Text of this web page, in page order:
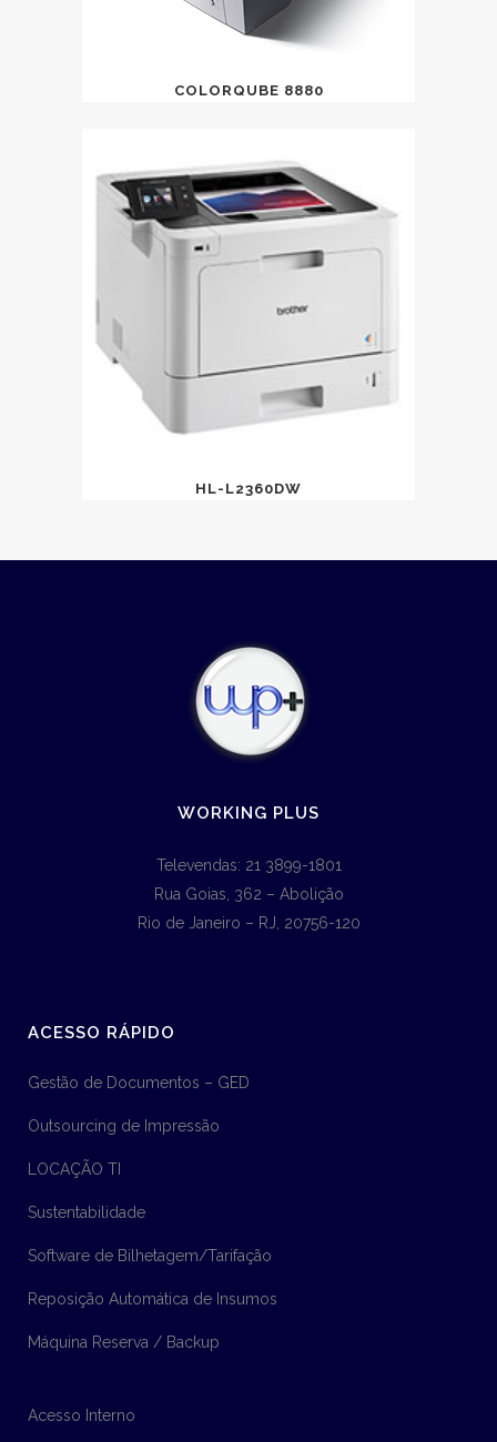
COLORQUBE 8880
HL-L2360DW
WORKING PLUS
Televendas: 21 3899-1801
Rua Goias, 362 – Abolição
Rio de Janeiro – RJ, 20756-120
ACESSO RÁPIDO
Gestão de Documentos – GED
Outsourcing de Impressão
LOCAÇÃO TI
Sustentabilidade
Software de Bilhetagem/Tarifação
Reposição Automática de Insumos
Máquina Reserva / Backup
Acesso Interno